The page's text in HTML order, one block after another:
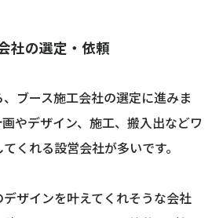
社の選定・依頼
ブース施工会社の選定に進みま
やデザイン、施工、搬入出などワ
くれる設営会社が多いです。
ザインを叶えてくれそうな会社